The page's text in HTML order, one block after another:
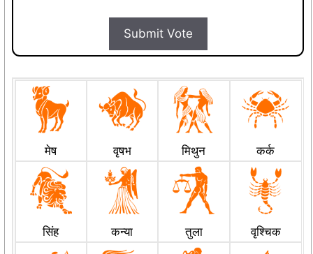
Submit Vote
मेष वृषभ मिथुन कर्क
सिंह कन्या तुला वृश्चिक